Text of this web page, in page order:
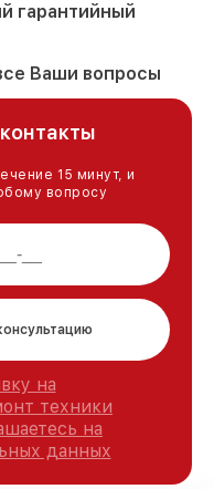
гарантийный
Ваши вопросы
15 минут, и
вопросу
на
техники
на
данных